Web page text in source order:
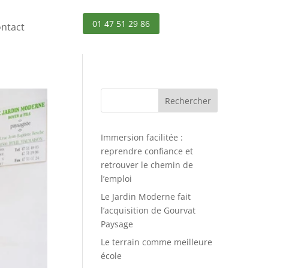
01 47 51 29 86
Rechercher
Immersion facilitée :
reprendre confiance et
retrouver le chemin de
l’emploi
Le Jardin Moderne fait
l’acquisition de Gourvat
Paysage
Le terrain comme meilleure
école